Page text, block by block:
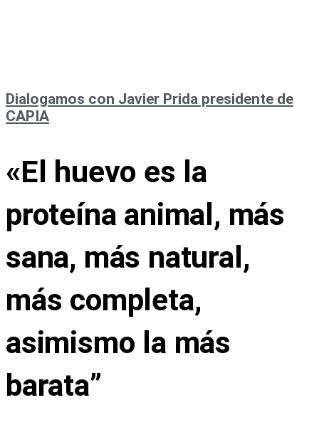
Dialogamos con Javier Prida presidente de
CAPIA
«El huevo es la
proteína animal, más
sana, más natural,
más completa,
asimismo la más
barata”